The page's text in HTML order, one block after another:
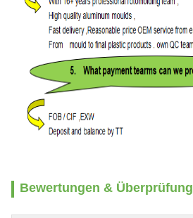
Bewertungen & Überprüfung